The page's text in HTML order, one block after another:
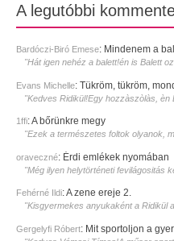
A legutóbbi
Bardóczi-Biró Emese: Mindenem a
"Hát igen nehéz a balett!én is Balett
Evans Michelle: Tükröm, tükröm,
"Kedves Ridikül!Egy hozzàszòlàs, èn
1ffi:A bőrünkre megy
"Ezek a természetes foltok olyanok,
oraveczné: Érdi emlékek nyomában
"Még ilyen helytörténeti fevilágositás
Fehérné Ildi:A zene ereje 2.
"Kisgyermekes anyukaként a Ridikül
Gergelyfi Róbert: Mit sportoljon a